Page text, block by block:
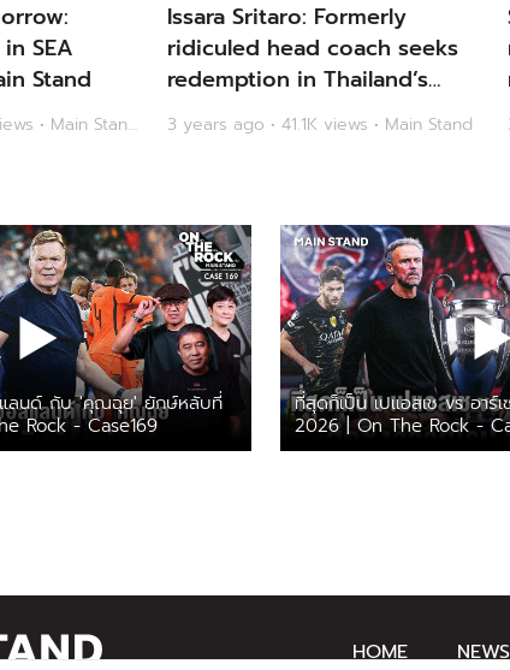
SEA
Stand
3 years ago • 44.3K views • Main Stand
Issara Sritaro: Formerly
ridiculed head coach seeks
redemption in Thailand’s
Olympic dream | Main Stand
3 years ago • 41.1K views • Main Stand
แลนด์ กับ 'คุณฉุย' ยักษ์หลับที่
Rock - Case169
ที่สุดก็เป็น เปแอสเช vs อาร์
2026 | On The Rock -
HOME NEWS